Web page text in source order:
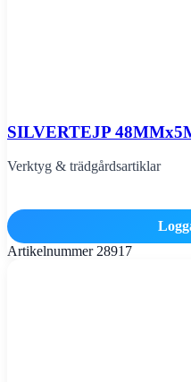
SILVERTEJP
Verktyg & trädgårdsartiklar
Artikelnummer 28917